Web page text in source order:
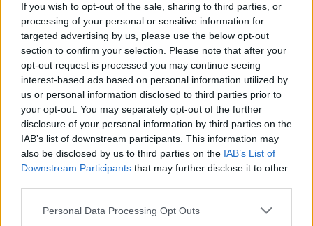
If you wish to opt-out of the sale, sharing to third parties, or
processing of your personal or sensitive information for
targeted advertising by us, please use the below opt-out
section to confirm your selection. Please note that after your
opt-out request is processed you may continue seeing
interest-based ads based on personal information utilized by
us or personal information disclosed to third parties prior to
your opt-out. You may separately opt-out of the further
disclosure of your personal information by third parties on the
IAB’s list of downstream participants. This information may
also be disclosed by us to third parties on the IAB’s List of
Downstream Participants that may further disclose it to other
Please note that this website/app uses one or more Google
Personal Data Processing Opt Outs
Σχόλια
Σχολίασε εδώ
50 /50